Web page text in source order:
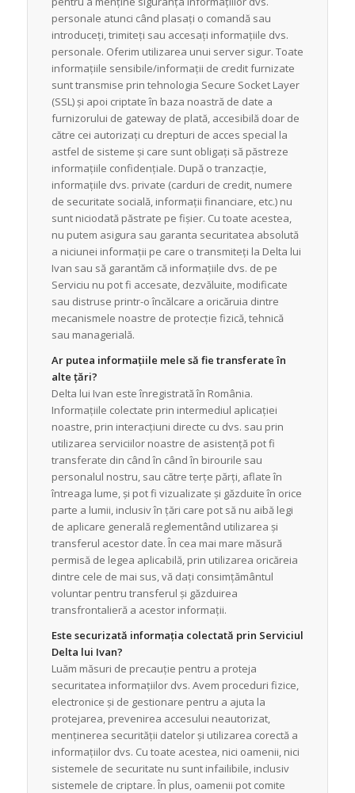
personale atunci când plasați o comandă sau
introduceți, trimiteți sau accesați informațiile dvs.
personale. Oferim utilizarea unui server sigur. Toate
informațiile sensibile/informații de credit furnizate
sunt transmise prin tehnologia Secure Socket Layer
(SSL) și apoi criptate în baza noastră de date a
furnizorului de gateway de plată, accesibilă doar de
către cei autorizați cu drepturi de acces special la
astfel de sisteme și care sunt obligați să păstreze
informațiile confidențiale. După o tranzacție,
informațiile dvs. private (carduri de credit, numere
de securitate socială, informații financiare, etc.) nu
sunt niciodată păstrate pe fișier. Cu toate acestea,
nu putem asigura sau garanta securitatea absolută
a niciunei informații pe care o transmiteți la Delta lui
Ivan sau să garantăm că informațiile dvs. de pe
Serviciu nu pot fi accesate, dezvăluite, modificate
sau distruse printr-o încălcare a oricăruia dintre
mecanismele noastre de protecție fizică, tehnică
sau managerială.
Ar putea informațiile mele să fie transferate în
alte țări?
Delta lui Ivan este înregistrată în România.
Informațiile colectate prin intermediul aplicației
noastre, prin interacțiuni directe cu dvs. sau prin
utilizarea serviciilor noastre de asistență pot fi
transferate din când în când în birourile sau
personalul nostru, sau către terțe părți, aflate în
întreaga lume, și pot fi vizualizate și găzduite în orice
parte a lumii, inclusiv în țări care pot să nu aibă legi
de aplicare generală reglementând utilizarea și
transferul acestor date. În cea mai mare măsură
permisă de legea aplicabilă, prin utilizarea oricăreia
dintre cele de mai sus, vă dați consimțământul
voluntar pentru transferul și găzduirea
transfrontalieră a acestor informații.
Este securizată informația colectată prin Serviciul
Delta lui Ivan?
Luăm măsuri de precauție pentru a proteja
securitatea informațiilor dvs. Avem proceduri fizice,
electronice și de gestionare pentru a ajuta la
protejarea, prevenirea accesului neautorizat,
menținerea securității datelor și utilizarea corectă a
informațiilor dvs. Cu toate acestea, nici oamenii, nici
sistemele de securitate nu sunt infailibile, inclusiv
sistemele de criptare. În plus, oamenii pot comite